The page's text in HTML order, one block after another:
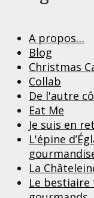
A propos…
Blog
Christmas
Collab
De l'autre
Eat Me
Je suis en
L'épine
La
Le